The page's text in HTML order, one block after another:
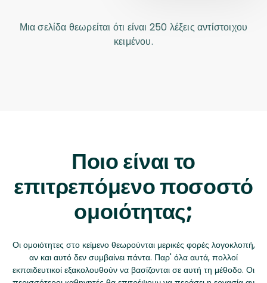
Μια σελίδα θεωρείται ότι είναι 250 λέξεις αντίστοιχου
κειμένου.
Ποιο είναι το
επιτρεπόμενο ποσοστό
ομοιότητας;
Οι ομοιότητες στο κείμενο θεωρούνται μερικές φορές λογοκλοπή,
αν και αυτό δεν συμβαίνει πάντα. Παρ' όλα αυτά, πολλοί
εκπαιδευτικοί εξακολουθούν να βασίζονται σε αυτή τη μέθοδο. Οι